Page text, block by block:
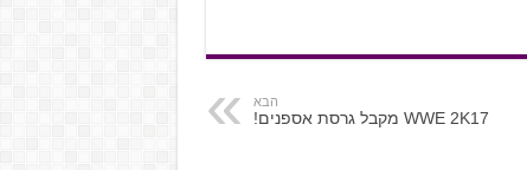
הבא
WWE 2K17 מקבל גרסת אספנים!